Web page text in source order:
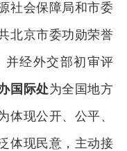
社会保障局和市委
北京市委功勋荣誉
并经外交部初审评
国际处为全国地方
体现公开、公平、
体现民意，主动接